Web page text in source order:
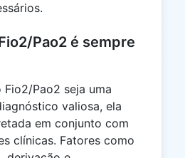
Pao2 é sempre
Fio2/Pao2 seja uma
valiosa, ela
em conjunto com
clínicas. Fatores como